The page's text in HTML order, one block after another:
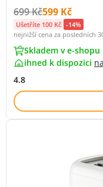
Původní cena s DPH:
699 KčCena s DPH:
599 Kč
Ušetříte 100 Kč -14%
nejnižší cena za posledních
Skladem v e-shopu
ihned k dispozici na
4.8